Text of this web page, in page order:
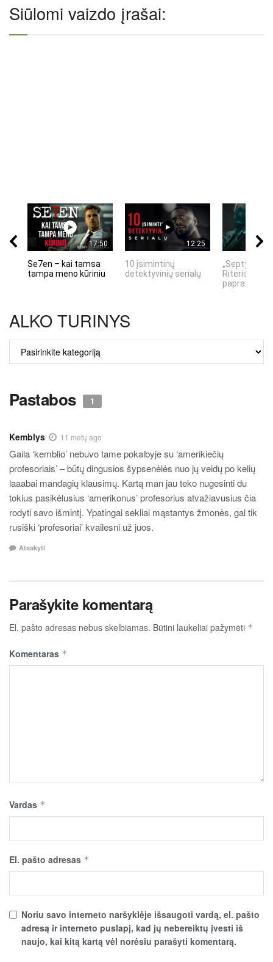
Siūlomi vaizdo įrašai:
17:50
Se7en – kai tamsa
tampa meno kūriniu
12:25
10 įsimintinų
detektyvinių serialų
„Septynių
Riteris" – kai
ALKO TURINYS
ALKO
TURINYS
Pastabos 1
Kemblys 11 metų ago
Gaila ‘kemblio’ nebuvo tame pokalbyje su ‘amerikiečių
profesoriais’ – būtų dingusios šypsenėlės nuo jų veidų po kelių
laaabai mandagių klausimų. Kartą man jau teko nugesinti du
tokius pasikėlusius ‘amerikonus’ profesorius atvažiavusius čia
rodyti savo išmintį. Ypatingai sekliai mąstantys žmonės, gal tik
rusiški ‘profesoriai’ kvailesni už juos.
Atsakyti
Parašykite komentarą
El. pašto adresas nebus skelbiamas. Būtini laukeliai pažymėti *
Komentaras *
Vardas *
El. pašto adresas *
Noriu savo interneto naršyklėje išsaugoti vardą, el. pašto
adresą ir interneto puslapį, kad jų nebereiktų įvesti iš
naujo, kai kitą kartą vėl norėsiu parašyti komentarą.